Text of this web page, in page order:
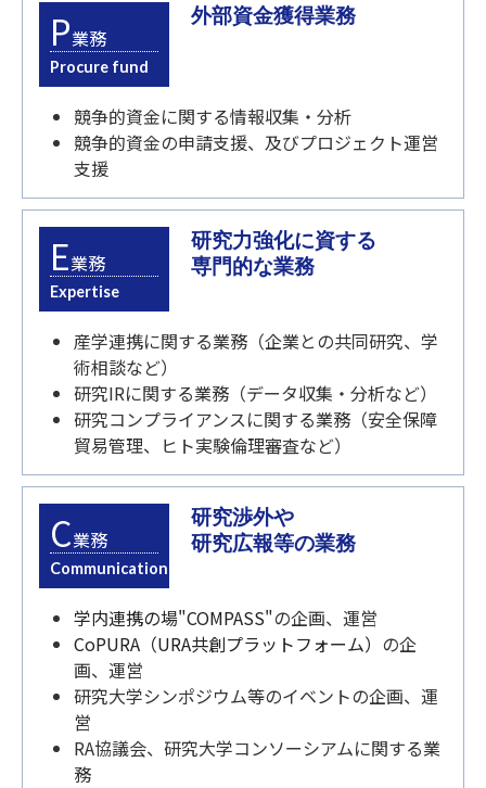
P業務
Procure fund
外部資金獲得業務
競争的資金に関する情報収集・分析
競争的資金の申請支援、及びプロジェクト運営
支援
E業務
Expertise
研究力強化に資する
専門的な業務
産学連携に関する業務（企業との共同研究、学
術相談など）
研究IRに関する業務（データ収集・分析など）
研究コンプライアンスに関する業務（安全保障
貿易管理、ヒト実験倫理審査など）
C業務
Communication
研究渉外や
研究広報等の業務
学内連携の場"COMPASS"の企画、運営
CoPURA（URA共創プラットフォーム） の企
画、運営
研究大学シンポジウム等のイベントの企画、運
営
RA協議会、研究大学コンソーシアムに関する業
務